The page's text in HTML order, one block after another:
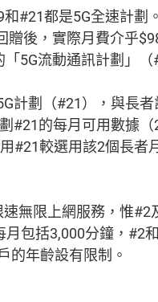
#21都是5G全速計劃
後，實際月費介乎
5G流動通訊計劃」（
計劃（#21），與長
#21的每月可用數據
#21較選用該2個長者
無限上網服務，惟#2
包括3,000分鐘，#2
的年齡設有限制。